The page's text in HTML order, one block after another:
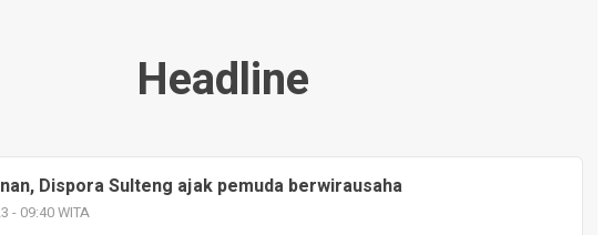
Headline
Dispora Sulteng ajak pemuda berwirausaha
- 09:40 WITA